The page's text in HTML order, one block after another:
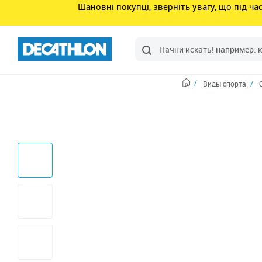
Шановні покупці, зверніть увагу, що під
Виды спорта